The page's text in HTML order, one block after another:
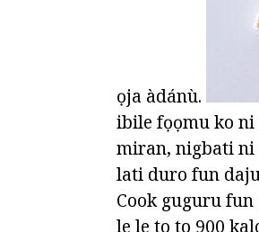
ọja àdánù.
ibile fọọmu ko
miran, nigbati
lati duro fun
Cook guguru
le le to to 900